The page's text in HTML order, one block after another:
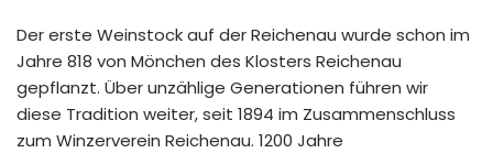
Der erste Weinstock auf der Reichenau wurde schon im
Jahre 818 von Mönchen des Klosters Reichenau
gepflanzt. Über unzählige Generationen führen wir
diese Tradition weiter, seit 1894 im Zusammenschluss
zum Winzerverein Reichenau. 1200 Jahre